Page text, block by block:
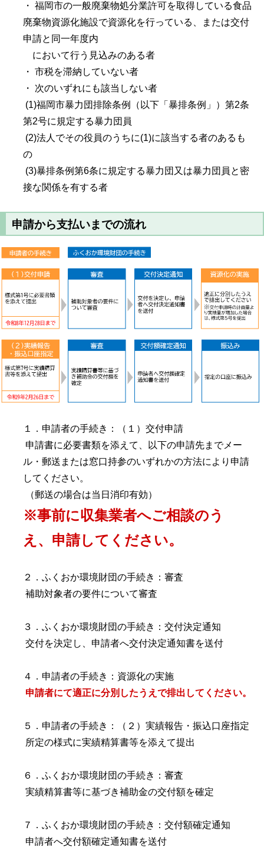
・ 福岡市の一般廃棄物処分業許可を取得している食品
廃棄物資源化施設で資源化を行っている、または交付
申請と同一年度内
において行う見込みのある者
・ 市税を滞納していない者
・ 次のいずれにも該当しない者
(1)福岡市暴力団排除条例（以下「暴排条例」）第2条
第2号に規定する暴力団員
(2)法人でその役員のうちに(1)に該当する者のあるも
の
(3)暴排条例第6条に規定する暴力団又は暴力団員と密
接な関係を有する者
申請から支払いまでの流れ
１．申請者の手続き：（１）交付申請
申請書に必要書類を添えて、以下の申請先までメー
ル・郵送または窓口持参のいずれかの方法により申請
してください。
（郵送の場合は当日消印有効）
※事前に収集業者へご相談のう
え、申請してください。
２．ふくおか環境財団の手続き：審査
補助対象者の要件について審査
３．ふくおか環境財団の手続き：交付決定通知
交付を決定し、申請者へ交付決定通知書を送付
４．申請者の手続き：資源化の実施
申請者にて適正に分別したうえで排出してください。
５．申請者の手続き：（２）実績報告・振込口座指定
所定の様式に実績精算書等を添えて提出
６．ふくおか環境財団の手続き：審査
実績精算書等に基づき補助金の交付額を確定
７．ふくおか環境財団の手続き：交付額確定通知
申請者へ交付額確定通知書を送付